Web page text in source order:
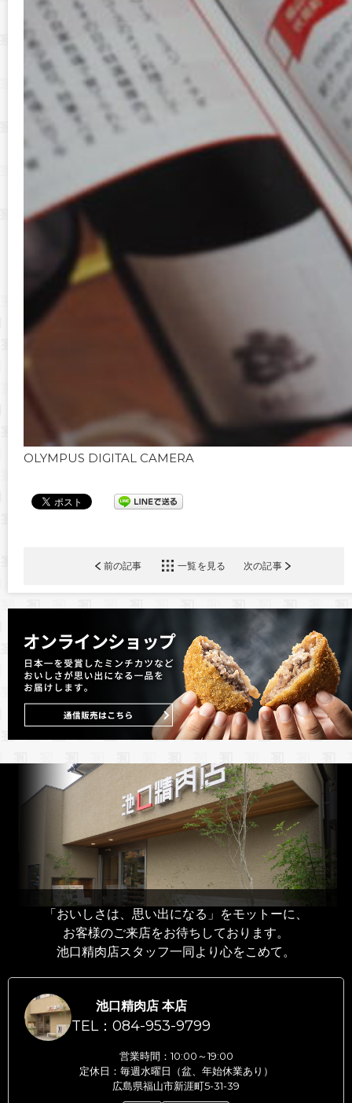
OLYMPUS DIGITAL CAMERA
前の記事 一覧を見る 次の記事
「おいしさは、思い出になる」をモットーに、
お客様のご来店をお待ちしております。
池口精肉店スタッフ一同より心をこめて。
池口精肉店 本店
TEL：084-953-9799
営業時間：10:00～19:00
定休日：毎週水曜日（盆、年始休業あり）
広島県福山市新涯町5-31-39